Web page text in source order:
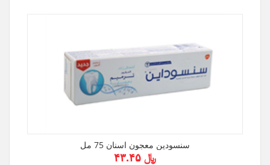
سنسودين معجون اسنان 75 مل
﷼ ۴۳.۴۵